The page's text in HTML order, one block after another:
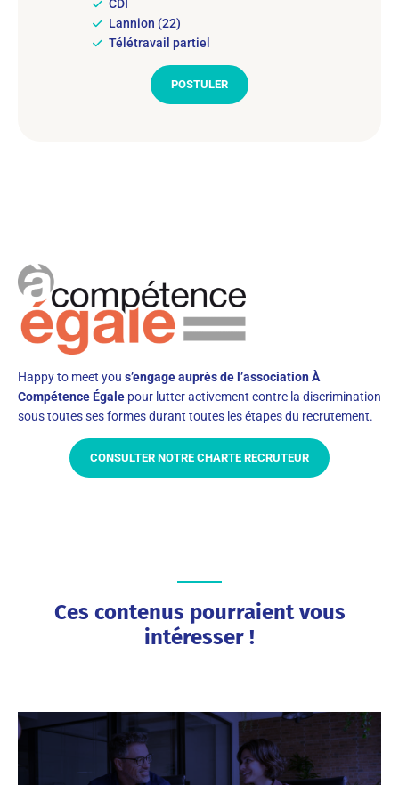
CDI
Lannion (22)
Télétravail partiel
POSTULER
Happy to meet you s’engage auprès de l’association À
Compétence Égale pour lutter activement contre la discrimination
sous toutes ses formes durant toutes les étapes du recrutement.
CONSULTER NOTRE CHARTE RECRUTEUR
Ces contenus pourraient vous
intéresser !